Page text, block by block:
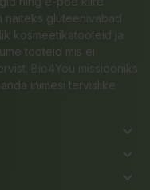
näiteks gluteenivabad
kosmeetikatooteid ja
tooteid mis ei
Bio4You missiooniks
inimesi tervislike
keyboard_arrow_down
keyboard_arrow_down
keyboard_arrow_down